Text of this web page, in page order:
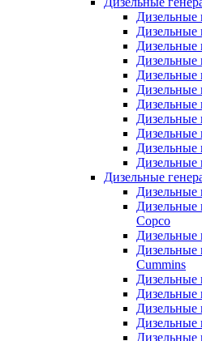
Дизельные
Дизельные
Дизельные
Дизельные
Дизельные
Дизельные
Дизельные
Дизельные
Дизельные
Дизельные
Дизельные
Дизельные
Дизельные
Дизельные
Copco
Дизельные
Дизельные
Cummins
Дизельные
Дизельные
Дизельные
Дизельные
Дизельные